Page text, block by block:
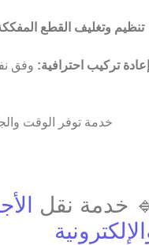
تنظيم وتغليف القطع
إعادة تركيب احترافية: وفق
خدمة توفر الوقت
خدمة نقل